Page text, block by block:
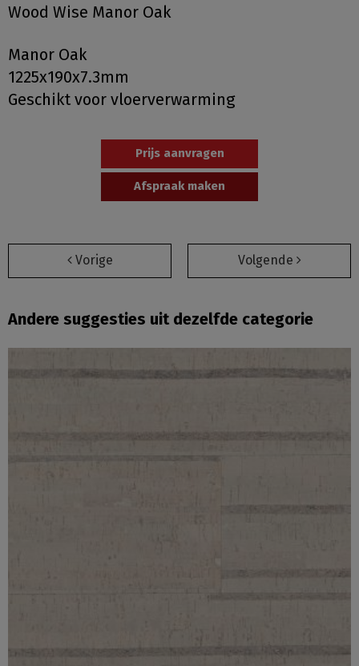
Wood Wise Manor Oak
Manor Oak
1225x190x7.3mm
Geschikt voor vloerverwarming
Prijs aanvragen
Afspraak maken
Vorige Volgende
Andere suggesties uit dezelfde categorie